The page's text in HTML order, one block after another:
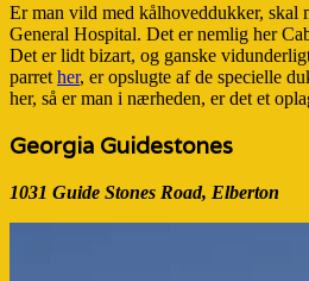
Er man vild med kålhoveddukker, skal
General Hospital. Det er nemlig her
Det er lidt bizart, og ganske
parret her, er opslugte af de specielle
her, så er man i nærheden, er det et
Georgia Guidestones
1031 Guide Stones Road, Elberton